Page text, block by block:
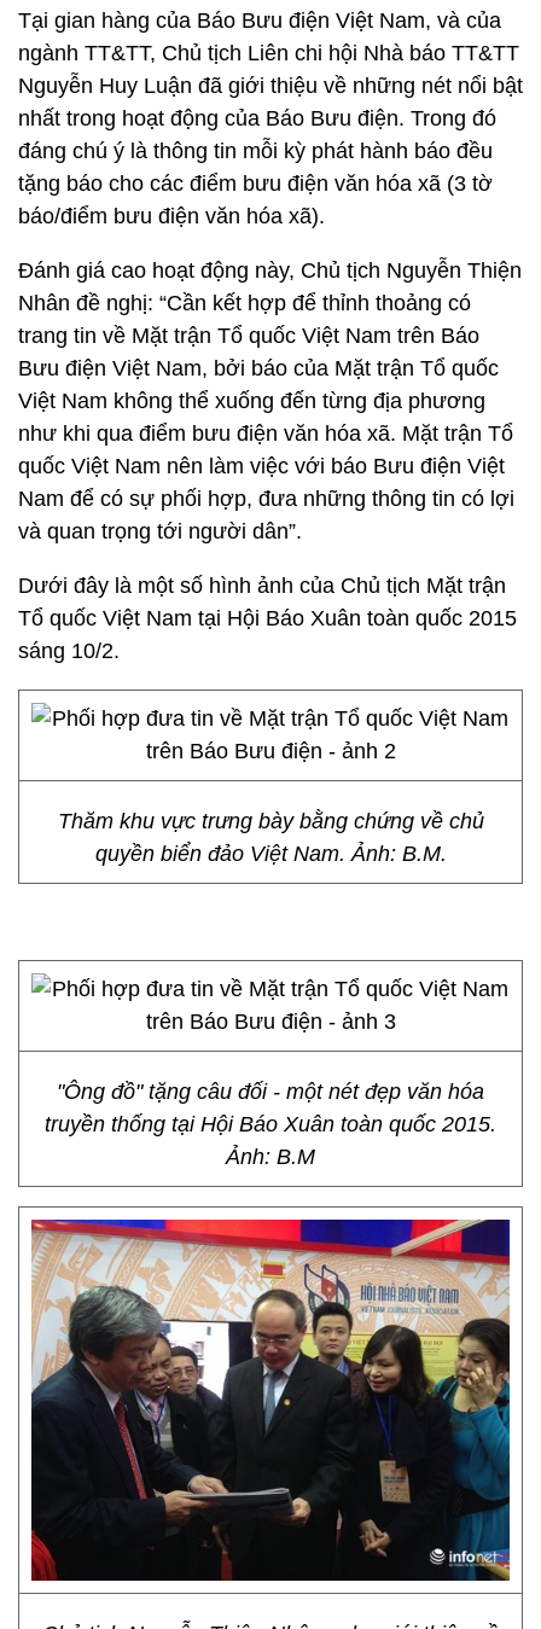
Tại gian hàng của Báo Bưu điện Việt Nam, và của
ngành TT&TT, Chủ tịch Liên chi hội Nhà báo TT&TT
Nguyễn Huy Luận đã giới thiệu về những nét nổi bật
nhất trong hoạt động của Báo Bưu điện. Trong đó
đáng chú ý là thông tin mỗi kỳ phát hành báo đều
tặng báo cho các điểm bưu điện văn hóa xã (3 tờ
báo/điểm bưu điện văn hóa xã).
Đánh giá cao hoạt động này, Chủ tịch Nguyễn Thiện
Nhân đề nghị: “Cần kết hợp để thỉnh thoảng có
trang tin về Mặt trận Tổ quốc Việt Nam trên Báo
Bưu điện Việt Nam, bởi báo của Mặt trận Tổ quốc
Việt Nam không thể xuống đến từng địa phương
như khi qua điểm bưu điện văn hóa xã. Mặt trận Tổ
quốc Việt Nam nên làm việc với báo Bưu điện Việt
Nam để có sự phối hợp, đưa những thông tin có lợi
và quan trọng tới người dân”.
Dưới đây là một số hình ảnh của Chủ tịch Mặt trận
Tổ quốc Việt Nam tại Hội Báo Xuân toàn quốc 2015
sáng 10/2.
Thăm khu vực trưng bày bằng chứng về chủ
quyền biển đảo Việt Nam. Ảnh: B.M.
"Ông đồ" tặng câu đối - một nét đẹp văn hóa
truyền thống tại Hội Báo Xuân toàn quốc 2015.
Ảnh: B.M